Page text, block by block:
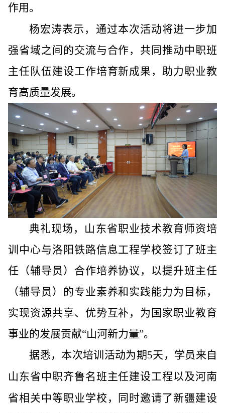
作用。
杨宏涛表示，通过本次活动将进一步加
强省域之间的交流与合作，共同推动中职班
主任队伍建设工作培育新成果，助力职业教
育高质量发展。
典礼现场，山东省职业技术教育师资培
训中心与洛阳铁路信息工程学校签订了班主
任（辅导员）合作培养协议，以提升班主任
（辅导员）的专业素养和实践能力为目标，
实现资源共享、优势互补，为国家职业教育
事业的发展贡献“山河新力量”。
据悉，本次培训活动为期5天，学员来自
山东省中职齐鲁名班主任建设工程以及河南
省相关中等职业学校，同时邀请了新疆建设